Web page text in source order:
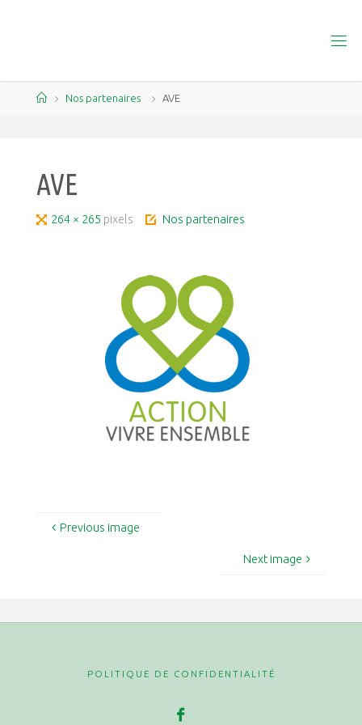
HomeNos partenaires AVE
AVE
Full264 × 265 pixels Nos partenaires
Previous image
Next image
POLITIQUE DE CONFIDENTIALITÉ